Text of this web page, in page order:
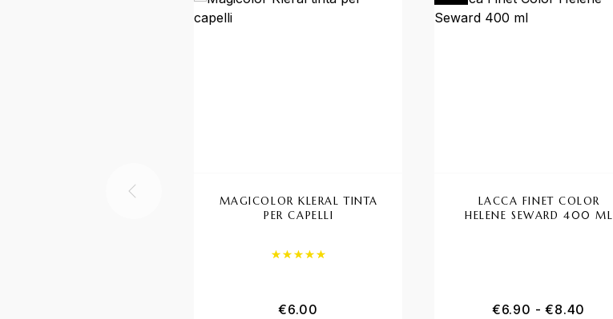
MAGICOLOR KLERAL TINTA
PER CAPELLI
Valutato
€6.00
LACCA FINET COLOR
HELENE SEWARD 400 ML
€6.90 - €8.40